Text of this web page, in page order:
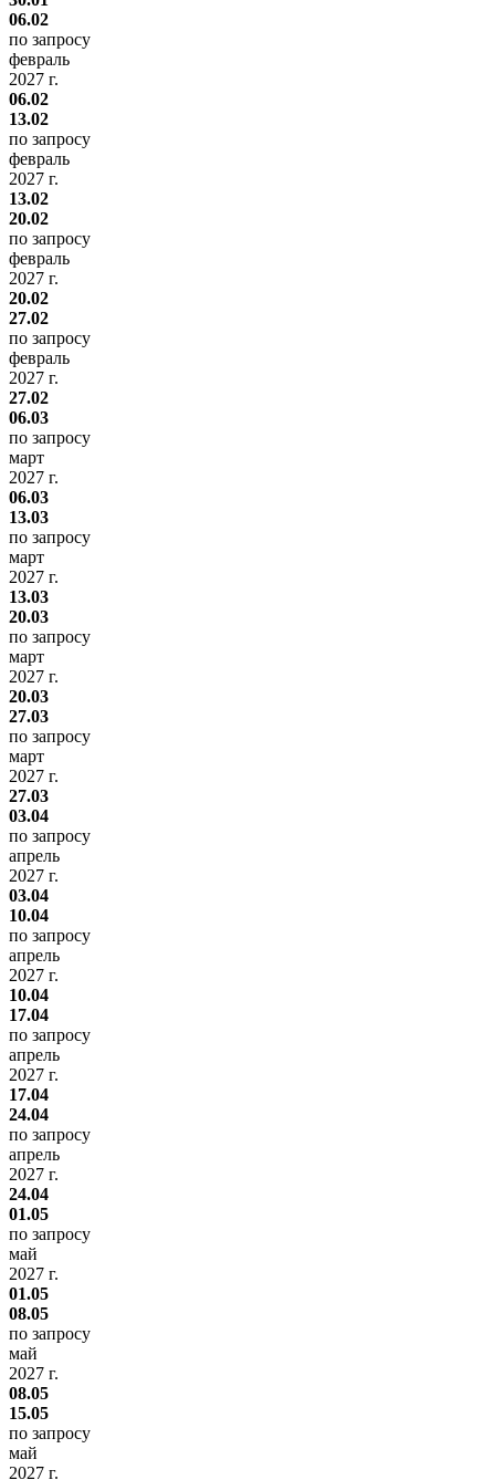
06.02
по запросу
февраль
2027 г.
06.02
13.02
по запросу
февраль
2027 г.
13.02
20.02
по запросу
февраль
2027 г.
20.02
27.02
по запросу
февраль
2027 г.
27.02
06.03
по запросу
март
2027 г.
06.03
13.03
по запросу
март
2027 г.
13.03
20.03
по запросу
март
2027 г.
20.03
27.03
по запросу
март
2027 г.
27.03
03.04
по запросу
апрель
2027 г.
03.04
10.04
по запросу
апрель
2027 г.
10.04
17.04
по запросу
апрель
2027 г.
17.04
24.04
по запросу
апрель
2027 г.
24.04
01.05
по запросу
май
2027 г.
01.05
08.05
по запросу
май
2027 г.
08.05
15.05
по запросу
май
2027 г.